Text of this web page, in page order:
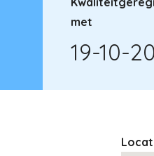
met
19-10-